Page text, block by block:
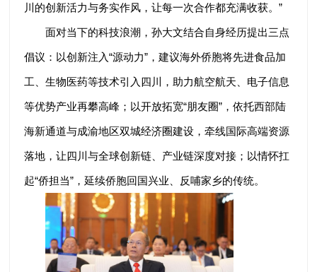
川的创新活力与务实作风，让每一次合作都充满收获。”
面对当下的科技浪潮，孙大文结合自身经历提出三点
倡议：以创新注入“源动力”，建议海外侨胞将先进食品加
工、生物医药等技术引入四川，助力航空航天、电子信息
等优势产业再攀高峰；以开放拓宽“朋友圈”，依托西部陆
海新通道与成渝地区双城经济圈建设，牵线国际高端资源
落地，让四川与全球创新链、产业链深度对接；以情怀扛
起“侨担当”，延续侨胞回国兴业、反哺家乡的传统。